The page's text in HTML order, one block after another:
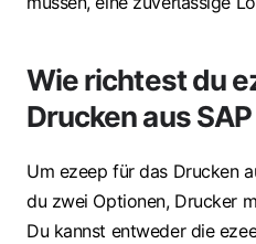
Wie richtest du
Drucken aus
Um ezeep für das Drucken
du zwei Optionen, Drucker
Du kannst entweder die